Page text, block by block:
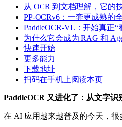
从 OCR 到文档理解，它的
PP-OCRv6：一套更成熟的
PaddleOCR-VL：开始真正“
为什么它会成为 RAG 和
快速开始
更多能力
下载地址
扫码在手机上阅读本页
PaddleOCR 又进化了：从文字
在 AI 应用越来越普及的今天，